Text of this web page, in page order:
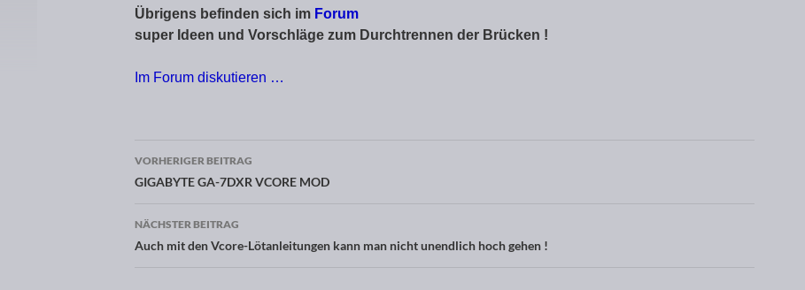
Übrigens befinden sich im Forum
super Ideen und Vorschläge zum Durchtrennen der Brücken !
Im Forum diskutieren …
Beitragsnavigation
VORHERIGER BEITRAG
GIGABYTE GA-7DXR VCORE MOD
NÄCHSTER BEITRAG
Auch mit den Vcore-Lötanleitungen kann man nicht unendlich hoch gehen !